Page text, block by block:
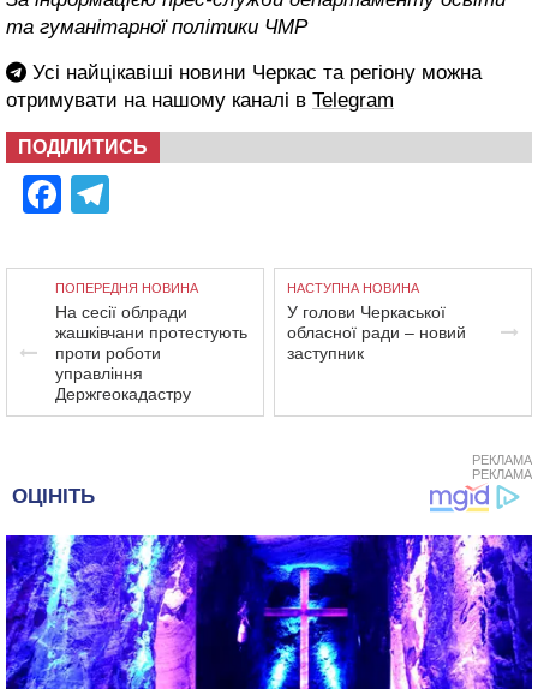
та гуманітарної політики ЧМР
Усі найцікавіші новини Черкас та регіону можна
отримувати на нашому каналі в Telegram
ПОДІЛИТИСЬ
Facebook
ПОПЕРЕДНЯ НОВИНА
На сесії облради
жашківчани протестують
проти роботи
управління
Держгеокадастру
НАСТУПНА НОВИНА
У голови Черкаської
обласної ради – новий
заступник
РЕКЛАМА
РЕКЛАМА